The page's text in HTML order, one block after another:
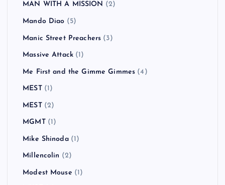
MAN WITH A MISSION (2)
Mando Diao (5)
Manic Street Preachers (3)
Massive Attack (1)
Me First and the Gimme Gimmes (4)
MEST(1)
MEST(2)
MGMT(1)
Mike Shinoda(1)
Millencolin (2)
Modest Mouse (1)